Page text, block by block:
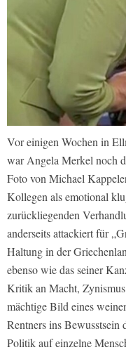
Vor einigen Wochen in
war Angela Merkel noch
Foto von Michael
Kollegen als emotional
zurückliegenden
anderseits attackiert für
Haltung in der
ebenso wie das seiner
Kritik an Macht,
mächtige Bild eines
Rentners ins
Politik auf einzelne